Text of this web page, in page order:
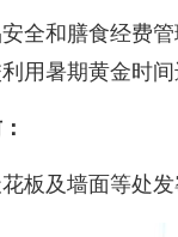
和膳食经费管
用暑期黄金时
及墙面等处发